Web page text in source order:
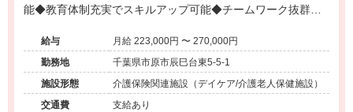
能◆教育体制充実でスキルアップ可能◆チームワーク抜群の
給与
月給 223,000円 〜 270,000円
勤務地
千葉県市原市辰巳台東5-5-1
施設形態
介護保険関連施設（デイケア/介護老人保健施設）
交通費
支給あり